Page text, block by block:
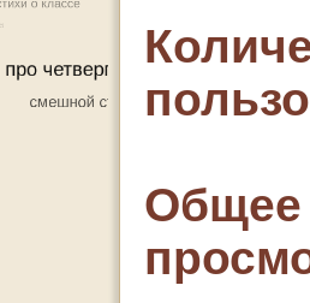
Общее